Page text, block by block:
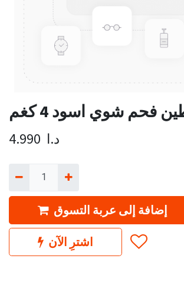
فحم شوي اسود 4 كغم
4.990 د.ا
إضافة إلى عربة التسوق
اشترِ الآن